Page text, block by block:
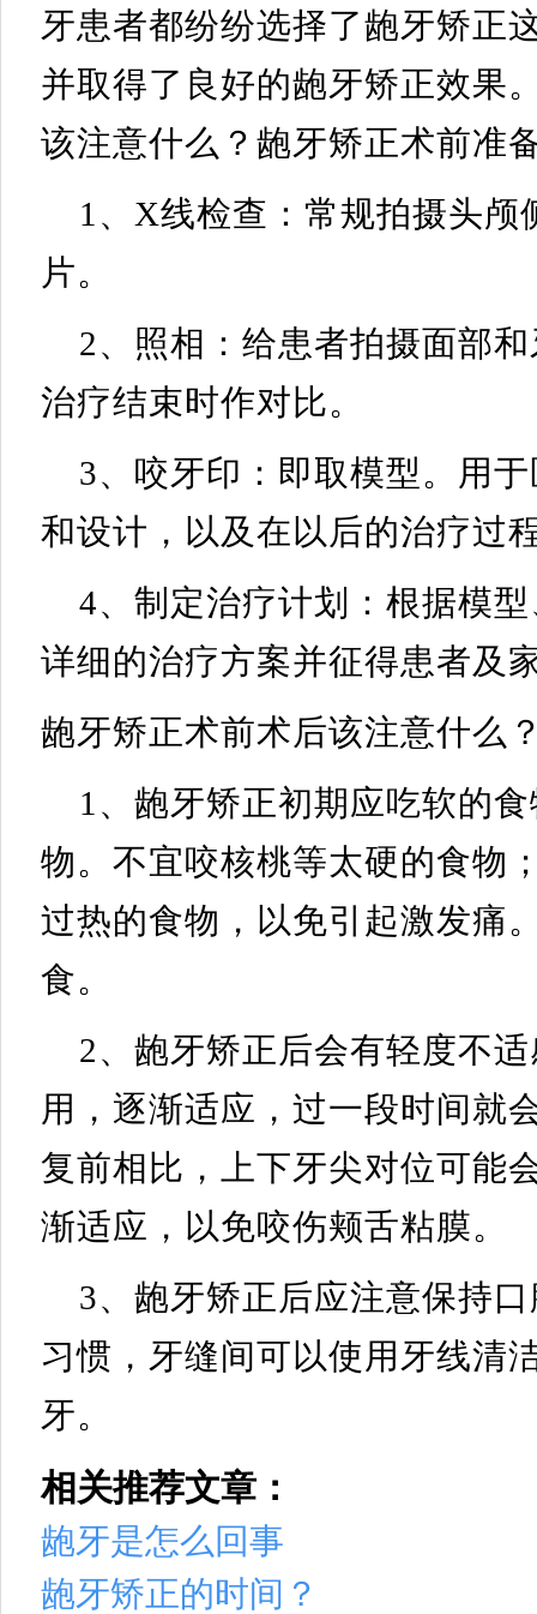
牙患者都纷纷选择了龅牙矫正
并取得了良好的龅牙矫正效果
该注意什么？龅牙矫正术前准
1、X线检查：常规拍摄头颅
片。
2、照相：给患者拍摄面部
治疗结束时作对比。
3、咬牙印：即取模型。用
和设计，以及在以后的治疗过
4、制定治疗计划：根据模
详细的治疗方案并征得患者及
龅牙矫正术前术后该注意什么
1、龅牙矫正初期应吃软的
物。不宜咬核桃等太硬的食物
过热的食物，以免引起激发痛
食。
2、龅牙矫正后会有轻度不
用，逐渐适应，过一段时间就
复前相比，上下牙尖对位可能
渐适应，以免咬伤颊舌粘膜。
3、龅牙矫正后应注意保持
习惯，牙缝间可以使用牙线清
牙。
相关推荐文章：
龅牙是怎么回事
龅牙矫正的时间？